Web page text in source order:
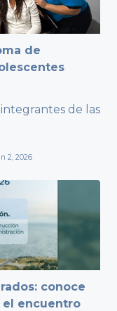
de
de las
2, 2026
conoce
el encuentro